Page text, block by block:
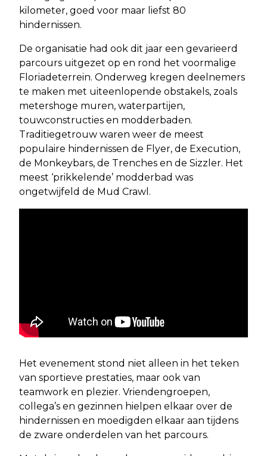
kilometer, goed voor maar liefst 80
hindernissen.
De organisatie had ook dit jaar een gevarieerd
parcours uitgezet op en rond het voormalige
Floriadeterrein. Onderweg kregen deelnemers
te maken met uiteenlopende obstakels, zoals
metershoge muren, waterpartijen,
touwconstructies en modderbaden.
Traditiegetrouw waren weer de meest
populaire hindernissen de Flyer, de Execution,
de Monkeybars, de Trenches en de Sizzler. Het
meest ‘prikkelende’ modderbad was
ongetwijfeld de Mud Crawl.
Het evenement stond niet alleen in het teken
van sportieve prestaties, maar ook van
teamwork en plezier. Vriendengroepen,
collega’s en gezinnen hielpen elkaar over de
hindernissen en moedigden elkaar aan tijdens
de zware onderdelen van het parcours.